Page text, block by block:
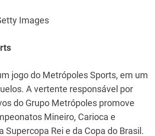
Images
jogo do Metrópoles Sports, em um
A vertente responsável por
do Grupo Metrópoles promove
Mineiro, Carioca e
Supercopa Rei e da Copa do Brasil.